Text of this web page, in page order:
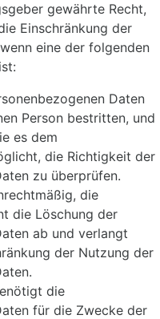
gewährte Recht,
Einschränkung der
eine der folgenden
Daten
Person bestritten, und
es dem
die Richtigkeit der
zu überprüfen.
die
die Löschung der
ab und verlangt
der Nutzung der
die
für die Zwecke der